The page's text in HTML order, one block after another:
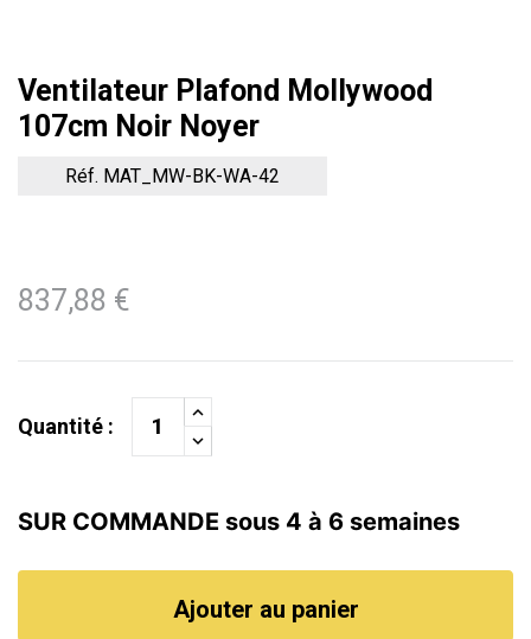
Ventilateur Plafond Mollywood
107cm Noir Noyer
Réf. MAT_MW-BK-WA-42
837,88 €
Quantité :
SUR COMMANDE sous 4 à 6 semaines
Ajouter au panier